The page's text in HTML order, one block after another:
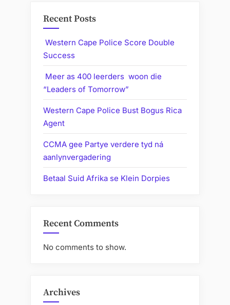
Recent Posts
Western Cape Police Score Double
Success
Meer as 400 leerders woon die
“Leaders of Tomorrow”
Western Cape Police Bust Bogus Rica
Agent
CCMA gee Partye verdere tyd ná
aanlynvergadering
Betaal Suid Afrika se Klein Dorpies
Recent Comments
No comments to show.
Archives